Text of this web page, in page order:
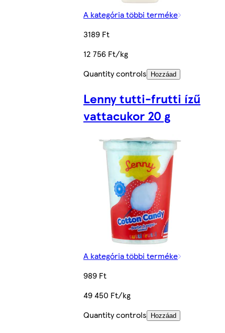
A kategória többi terméke
3189 Ft
12 756 Ft/kg
Quantity controls
Hozzáad
Lenny tutti-frutti ízű
vattacukor 20 g
A kategória többi terméke
989 Ft
49 450 Ft/kg
Quantity controls
Hozzáad